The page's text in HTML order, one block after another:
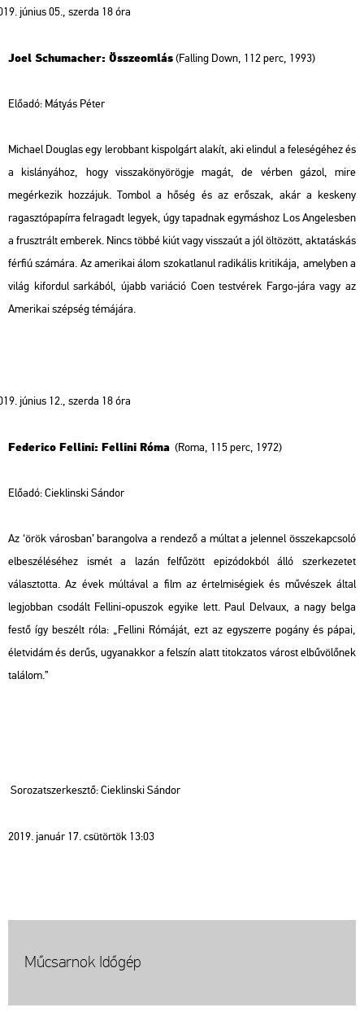
június 05., szerda 18 óra
Joel Schumacher: Összeomlás(Falling Down, 112 perc, 1993)
Előadó: Mátyás Péter
Michael Douglas egy lerobbant kispolgárt alakít, aki elindul a feleségéhez és
a kislányához, hogy visszakönyörögje magát, de vérben gázol, mire
megérkezik hozzájuk. Tombol a hőség és az erőszak, akár a keskeny
ragasztópapírra felragadt legyek, úgy tapadnak egymáshoz Los Angelesben
a frusztrált emberek. Nincs többé kiút vagy visszaút a jól öltözött, aktatáskás
férfiú számára. Az amerikai álom szokatlanul radikális kritikája, amelyben a
világ kifordul sarkából, újabb variáció Coen testvérek Fargo-jára vagy az
Amerikai szépségtémájára.
június 12., szerda 18 óra
Federico Fellini: Fellini Róma (Roma, 115 perc, 1972)
Előadó:Cieklinski Sándor
Az ‘örök városban’ barangolva a rendező a múltat a jelennel összekapcsoló
elbeszéléséhez ismét a lazán felfűzött epizódokból álló szerkezetet
választotta. Az évek múltával a film az értelmiségiek és művészek által
legjobban csodált Fellini-opuszok egyike lett. Paul Delvaux, a nagy belga
festő így beszélt róla: „Fellini Rómáját, ezt az egyszerre pogány és pápai,
életvidám és derűs, ugyanakkor a felszín alatt titokzatos várost elbűvölőnek
találom.”
Sorozatszerkesztő: Cieklinski Sándor
2019. január 17. csütörtök 13:03
Műcsarnok Időgép